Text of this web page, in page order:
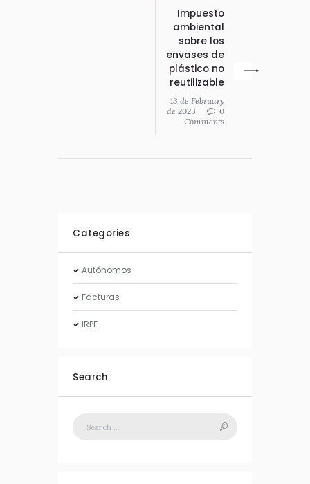
Impuesto
ambiental
sobre los
envases de
plástico no
reutilizable
13 de February
de 2023
0
Comments
Categories
Autónomos
Facturas
IRPF
Search